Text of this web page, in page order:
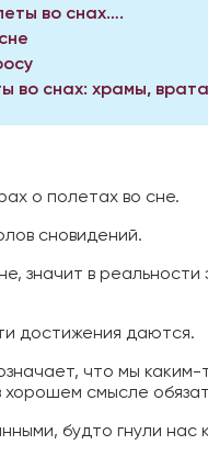
во снах….
во снах: храмы,
о полетах во сне.
сновидений.
значит в
достижения даются.
что мы
смысле
будто гнули нас